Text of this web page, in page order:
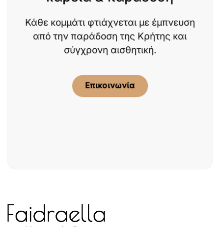
Κάθε κομμάτι φτιάχνεται με έμπνευση
από την παράδοση της Κρήτης και
σύγχρονη αισθητική.
Επικοινωνία